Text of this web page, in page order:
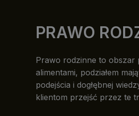
PRAWO
Prawo rodzinne to obszar
alimentami, podziałem
podejścia i dogłębnej
klientom przejść przez te